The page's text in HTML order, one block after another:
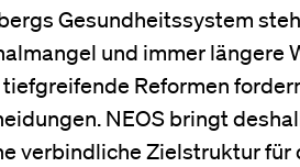
Gesundheitssystem
und immer längere
Reformen
NEOS bringt
verbindliche Zielstruktur